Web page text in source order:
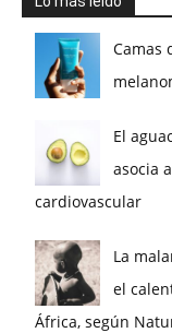
Camas
El
asocia
cardiovascular
La
el
África, según